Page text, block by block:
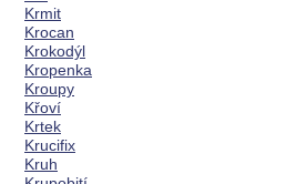
Krmit
Krocan
Krokodýl
Kropenka
Kroupy
Křoví
Krtek
Krucifix
Kruh